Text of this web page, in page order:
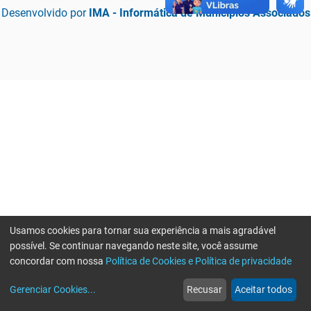
Desenvolvido por IMA - Informática de Municípios Associados
web
Notícias
more_horiz
Mais
Usamos cookies para tornar sua experiência a mais agradável
possível. Se continuar navegando neste site, você assume
concordar com nossa Política de Cookies e Política de privacidade
Gerenciar Cookies... Recusar Aceitar todos
Erro ao enviar informações, por favor tente novamente